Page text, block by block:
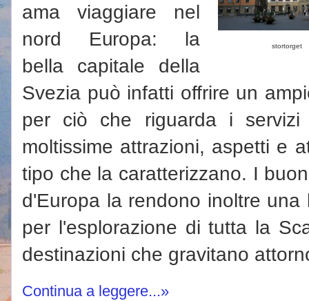
stortorget
ama viaggiare nel
nord Europa: la
bella capitale della
Svezia può infatti offrire un
per ciò che riguarda i
moltissime attrazioni, aspetti e
tipo che la caratterizzano. I
d'Europa la rendono inoltre
per l'esplorazione di tutta la
destinazioni che gravitano
Continua a leggere...»